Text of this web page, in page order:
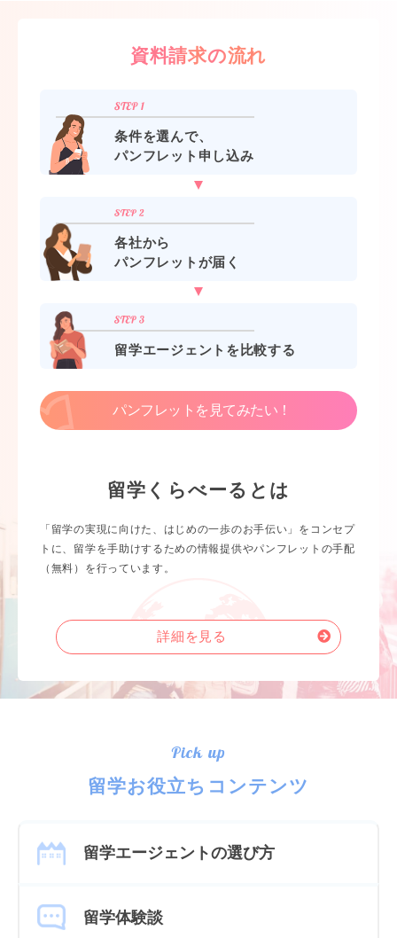
資料請求の流れ
条件を選んで、
パンフレット申し込み
各社から
パンフレットが届く
留学エージェントを比較する
パンフレットを見てみたい！
留学くらべーるとは
「留学の実現に向けた、はじめの一歩のお手伝い」をコンセプ
トに、留学を手助けするための情報提供やパンフレットの手配
（無料）を行っています。
詳細を見る
Pick up
留学お役立ちコンテンツ
留学エージェントの選び方
留学体験談